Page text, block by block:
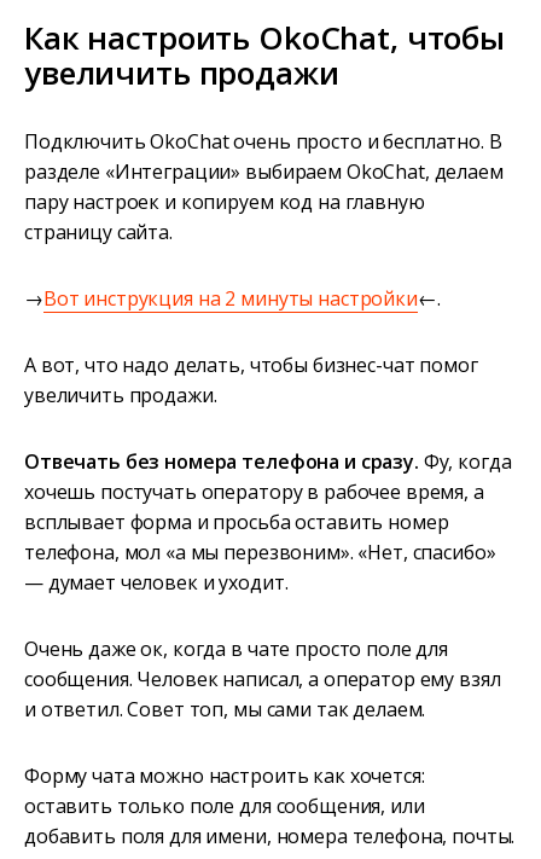
Как настроить OkoChat, чтобы
увеличить продажи
Подключить OkoChat очень просто и бесплатно. В
разделе «Интеграции» выбираем OkoChat, делаем
пару настроек и копируем код на главную
страницу сайта.
→Вот инструкция на 2 минуты настройки←.
А вот, что надо делать, чтобы бизнес-чат помог
увеличить продажи.
Отвечать без номера телефона и сразу. Фу, когда
хочешь постучать оператору в рабочее время, а
всплывает форма и просьба оставить номер
телефона, мол «а мы перезвоним». «Нет, спасибо»
— думает человек и уходит.
Очень даже ок, когда в чате просто поле для
сообщения. Человек написал, а оператор ему взял
и ответил. Совет топ, мы сами так делаем.
Форму чата можно настроить как хочется:
оставить только поле для сообщения, или
добавить поля для имени, номера телефона, почты.